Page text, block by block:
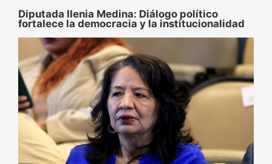
Diputada Ilenia Medina: Diálogo político
fortalece la democracia y la institucionalidad